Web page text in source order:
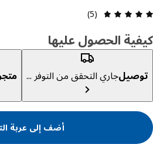
مراجعة التقييم: 4.8 من 5 نجوم إجمالي المراجعات: 5
(5)
الحصول عليها
جاري التحقق من التوفر ... متجر
أضف إلى عربة